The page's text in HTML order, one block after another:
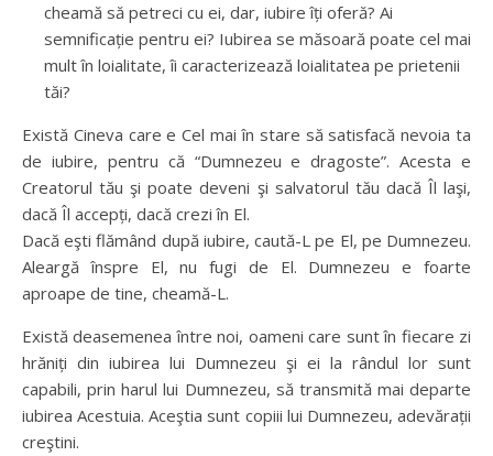
cheamă să petreci cu ei, dar, iubire îți oferă? Ai
semnificație pentru ei? Iubirea se măsoară poate cel mai
mult în loialitate, îi caracterizează loialitatea pe prietenii
tăi?
Există Cineva care e Cel mai în stare să satisfacă nevoia ta
de iubire, pentru că “Dumnezeu e dragoste”. Acesta e
Creatorul tău şi poate deveni şi salvatorul tău dacă Îl laşi,
dacă Îl accepți, dacă crezi în El.
Dacă eşti flămând după iubire, caută-L pe El, pe Dumnezeu.
Aleargă înspre El, nu fugi de El. Dumnezeu e foarte
aproape de tine, cheamă-L.
Există deasemenea între noi, oameni care sunt în fiecare zi
hrăniți din iubirea lui Dumnezeu şi ei la rândul lor sunt
capabili, prin harul lui Dumnezeu, să transmită mai departe
iubirea Acestuia. Aceştia sunt copiii lui Dumnezeu, adevărații
creştini.